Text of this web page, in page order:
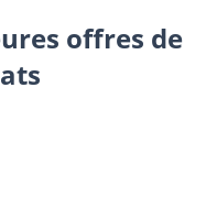
offres de